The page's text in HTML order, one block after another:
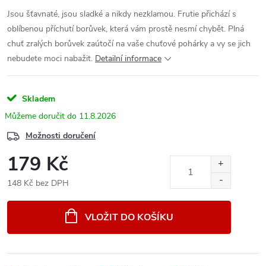
Jsou šťavnaté, jsou sladké a nikdy nezklamou. Frutie přichází s
oblíbenou příchutí borůvek, která vám prostě nesmí chybět. Plná
chuť zralých borůvek zaútočí na vaše chuťové pohárky a vy se jich
nebudete moci nabažit. Detailní informace
Skladem
11.8.2026
Možnosti doručení
179 Kč
148 Kč bez DPH
VLOŽIT DO KOŠÍKU